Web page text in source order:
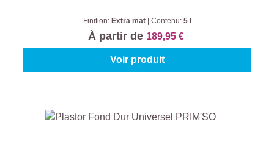
Finition: Extra mat Contenu: 5 l
À partir de 189,95 €
Voir produit